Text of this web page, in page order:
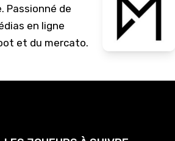
Passionné de
en ligne
et du mercato.